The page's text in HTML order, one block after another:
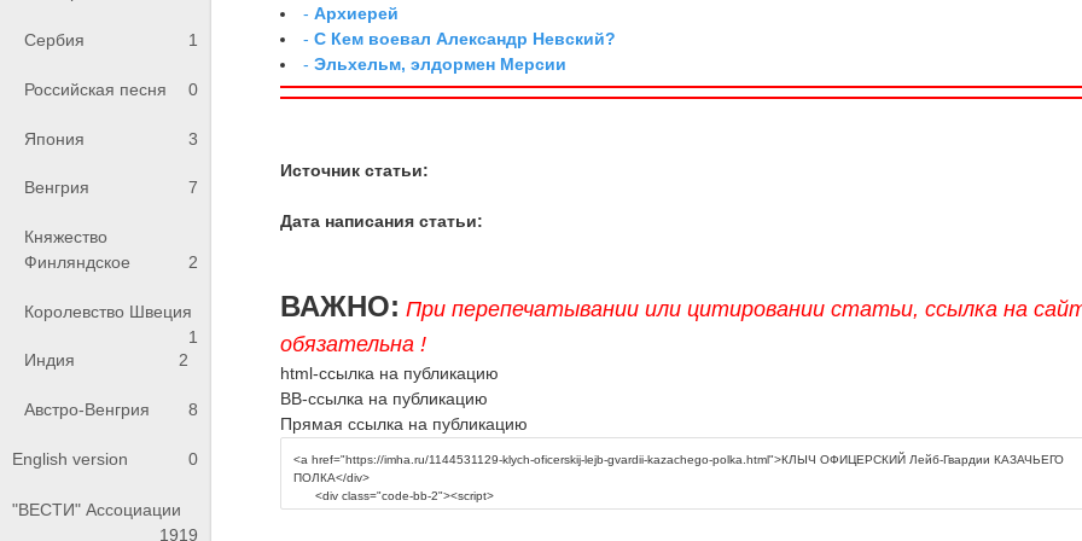
Сербия 1
Российская песня 0
Япония 3
Венгрия 7
Княжество
Финляндское
2
Королевство Швеция
1
Индия
2
Австро-Венгрия 8
English version 0
"ВЕСТИ" Ассоциации
1919
-Архиерей
-С Кем воевал Александр Невский?
-Эльхельм, элдормен Мерсии
Источник статьи:
Дата написания статьи:
ВАЖНО: При перепечатывании или цитировании статьи, ссылка на
обязательна !
html-ссылка на публикацию
BB-ссылка на публикацию
Прямая ссылка на публикацию